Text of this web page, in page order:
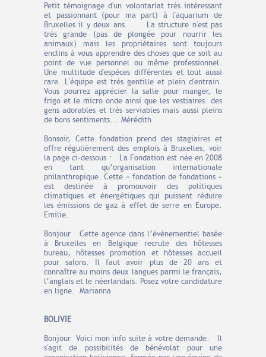
Petit témoignage d'un volontariat très intéressant
et passionnant (pour ma part) à l'aquarium de
Bruxelles il y deux ans. La structure n'est pas
très grande (pas de plongée pour nourrir les
animaux) mais les propriétaires sont toujours
enclins à vous apprendre des choses que ce soit au
point de vue personnel ou même professionnel.
Une multitude d'espèces différentes et tout aussi
rare. L'équipe est très gentille et plein d'entrain.
Vous pourrez apprécier la salle pour manger, le
frigo et le micro onde ainsi que les vestiaires. des
gens adorables et très serviables mais aussi pleins
de bons sentiments... Mérédith
Bonsoir, Cette fondation prend des stagiaires et
offre régulièrement des emplois à Bruxelles, voir
la page ci-dessous : La Fondation est née en 2008
en tant qu’organisation internationale
philanthropique. Cette « fondation de fondations »
est destinée à promouvoir des politiques
climatiques et énergétiques qui puissent réduire
les émissions de gaz à effet de serre en Europe.
Emilie.
Bonjour Cette agence dans l’événementiel basée
à Bruxelles en Belgique recrute des hôtesses
bureau, hôtesses promotion et hôtesses accueil
pour salons. Il faut avoir plus de 20 ans et
connaître au moins deux langues parmi le français,
l’anglais et le néerlandais. Posez votre candidature
en ligne. Marianna
BOLIVIE
Bonjour Voici mon info suite à votre demande. Il
s'agit de possibilités de bénévolat pour une